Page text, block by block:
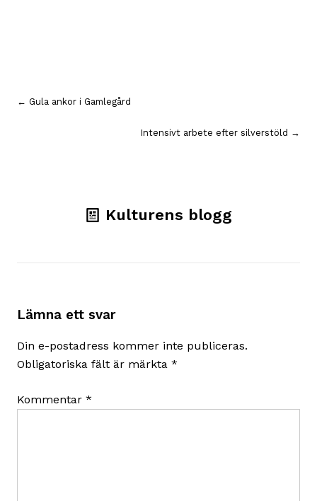
Inläggsnavigering
← Gula ankor i Gamlegård
Intensivt arbete efter silverstöld →
Kulturens blogg
Lämna ett svar
Din e-postadress kommer inte publiceras.
Obligatoriska fält är märkta *
Kommentar *